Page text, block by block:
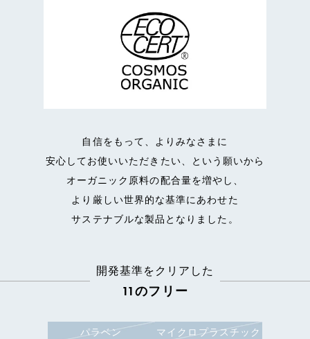
自信をもって、よりみなさまに
安心してお使いいただきたい、という願いから
オーガニック原料の配合量を増やし、
より厳しい世界的な基準にあわせた
サステナブルな製品となりました。
開発基準をクリアした
11のフリー
パラベン
マイクロプラスチック